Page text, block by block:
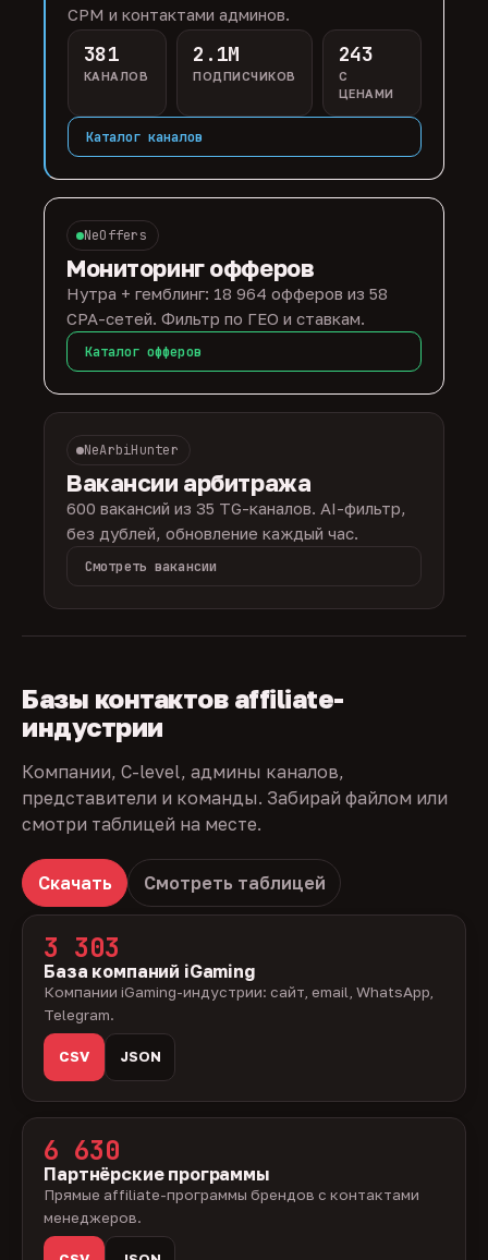
CPM и контактами админов.
381
КАНАЛОВ
2.1M
ПОДПИСЧИКОВ
243
С
ЦЕНАМИ
Каталог каналов
NeOffers
Мониторинг офферов
Нутра + гемблинг: 18 964 офферов из 58
CPA-сетей. Фильтр по ГЕО и ставкам.
Каталог офферов
NeArbiHunter
Вакансии арбитража
600 вакансий из 35 TG-каналов. AI-фильтр,
без дублей, обновление каждый час.
Смотреть вакансии
Базы контактов affiliate-
индустрии
Компании, C-level, админы каналов,
представители и команды. Забирай файлом или
смотри таблицей на месте.
Скачать Смотреть таблицей
3 303
База компаний iGaming
Компании iGaming-индустрии: сайт, email, WhatsApp,
Telegram.
CSV JSON
6 630
Партнёрские программы
Прямые affiliate-программы брендов с контактами
менеджеров.